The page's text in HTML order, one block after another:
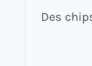
Des